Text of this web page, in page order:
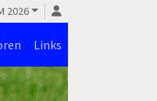
2026
Links